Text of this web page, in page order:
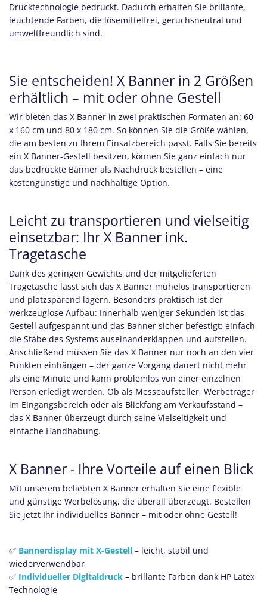
Drucktechnologie bedruckt. Dadurch erhalten Sie brillante,
leuchtende Farben, die lösemittelfrei, geruchsneutral und
umweltfreundlich sind.
Sie entscheiden! X Banner in 2 Größen
erhältlich – mit oder ohne Gestell
Wir bieten das X Banner in zwei praktischen Formaten an: 60
x 160 cm und 80 x 180 cm. So können Sie die Größe wählen,
die am besten zu Ihrem Einsatzbereich passt. Falls Sie bereits
ein X Banner-Gestell besitzen, können Sie ganz einfach nur
das bedruckte Banner als Nachdruck bestellen – eine
kostengünstige und nachhaltige Option.
Leicht zu transportieren und vielseitig
einsetzbar: Ihr X Banner ink.
Tragetasche
Dank des geringen Gewichts und der mitgelieferten
Tragetasche lässt sich das X Banner mühelos transportieren
und platzsparend lagern. Besonders praktisch ist der
werkzeuglose Aufbau: Innerhalb weniger Sekunden ist das
Gestell aufgespannt und das Banner sicher befestigt: einfach
die Stäbe des Systems auseinanderklappen und aufstellen.
Anschließend müssen Sie das X Banner nur noch an den vier
Punkten einhängen – der ganze Vorgang dauert nicht mehr
als eine Minute und kann problemlos von einer einzelnen
Person erledigt werden. Ob als Messeaufsteller, Werbeträger
im Eingangsbereich oder als Blickfang am Verkaufsstand –
das X Banner überzeugt durch seine Vielseitigkeit und
einfache Handhabung.
X Banner - Ihre Vorteile auf einen Blick
Mit unserem beliebten X Banner erhalten Sie eine flexible
und günstige Werbelösung, die überall überzeugt. Bestellen
Sie jetzt Ihr individuelles Banner – mit oder ohne Gestell!
✅ Bannerdisplay mit X-Gestell – leicht, stabil und
wiederverwendbar
✅ Individueller Digitaldruck – brillante Farben dank HP Latex
Technologie